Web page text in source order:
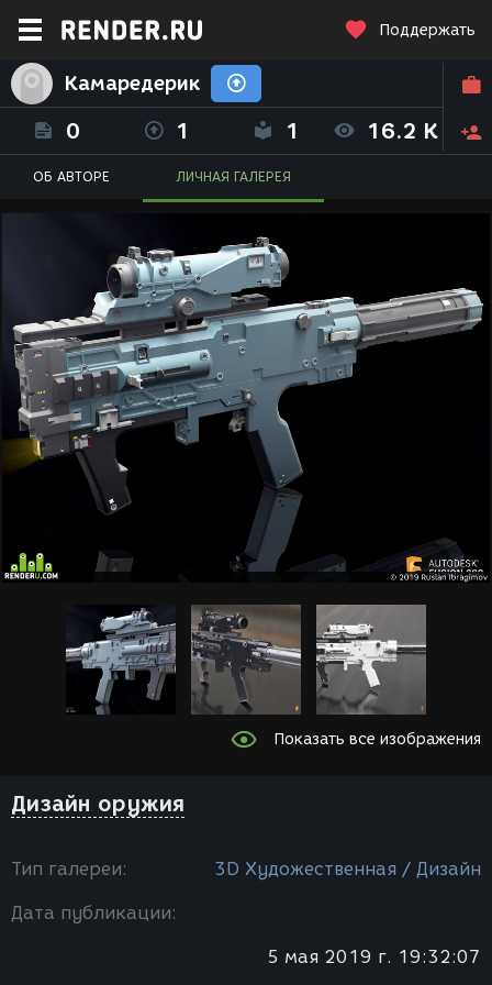
Поддержать
Камаредерик
0 1 1 16.2 K
ОБ АВТОРЕ ЛИЧНАЯ ГАЛЕРЕЯ
Показать все изображения
Дизайн оружия
Тип галереи: 3D Художественная / Дизайн
Дата публикации:
5 мая 2019 г. 19:32:07